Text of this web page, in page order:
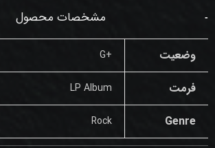
مشخصات محصول
وضعیت +G
فرمت LP Album
Genre
Rock